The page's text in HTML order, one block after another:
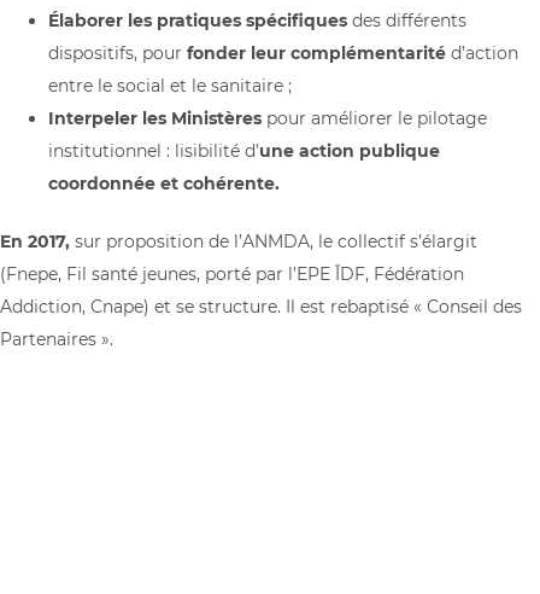
Élaborer les pratiques spécifiques des différents
dispositifs, pour fonder leur complémentarité d’action
entre le social et le sanitaire ;
Interpeler les Ministères pour améliorer le pilotage
institutionnel : lisibilité d’une action publique
coordonnée et cohérente.
En 2017, sur proposition de l’ANMDA, le collectif s’élargit
(Fnepe, Fil santé jeunes, porté par l’EPE ÎDF, Fédération
Addiction, Cnape) et se structure. Il est rebaptisé « Conseil des
Partenaires ».